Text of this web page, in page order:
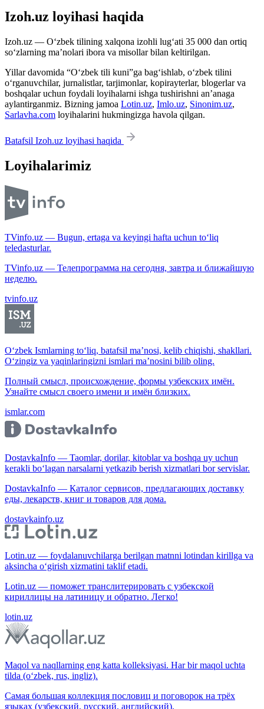
Izoh.uz loyihasi haqida
Izoh.uz — O‘zbek tilining xalqona izohli lug‘ati 35 000 dan ortiq
so‘zlarning ma’nolari ibora va misollar bilan keltirilgan.
Yillar davomida “O‘zbek tili kuni”ga bag‘ishlab, o‘zbek tilini
o‘rganuvchilar, jurnalistlar, tarjimonlar, kopirayterlar, blogerlar va
boshqalar uchun foydali loyihalarni ishga tushirishni an’anaga
aylantirganmiz. Bizning jamoa Lotin.uz, Imlo.uz, Sinonim.uz,
Sarlavha.com loyihalarini hukmingizga havola qilgan.
Batafsil Izoh.uz loyihasi haqida
Loyihalarimiz
TVinfo.uz — Bugun, ertaga va keyingi hafta uchun to‘liq
teledasturlar.
TVinfo.uz — Телепрограмма на сегодня, завтра и ближайшую
неделю.
tvinfo.uz
O‘zbek Ismlarning to‘liq, batafsil ma’nosi, kelib chiqishi, shakllari.
O‘zingiz va yaqinlaringizni ismlari ma’nosini bilib oling.
Полный смысл, происхождение, формы узбекских имён.
Узнайте смысл своего имени и имён близких.
ismlar.com
DostavkaInfo — Taomlar, dorilar, kitoblar va boshqa uy uchun
kerakli bo‘lagan narsalarni yetkazib berish xizmatlari bor servislar.
DostavkaInfo — Каталог сервисов, предлагающих доставку
еды, лекарств, книг и товаров для дома.
dostavkainfo.uz
Lotin.uz — foydalanuvchilarga berilgan matnni lotindan kirillga va
aksincha o‘girish xizmatini taklif etadi.
Lotin.uz — поможет транслитерировать с узбекской
кириллицы на латиницу и обратно. Легко!
lotin.uz
Maqol va naqllarning eng katta kolleksiyasi. Har bir maqol uchta
tilda (o‘zbek, rus, ingliz).
Самая большая коллекция пословиц и поговорок на трёх
языках (узбекский, русский, английский).